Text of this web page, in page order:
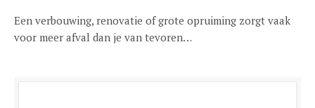
Een verbouwing, renovatie of grote opruiming zorgt vaak
voor meer afval dan je van tevoren…